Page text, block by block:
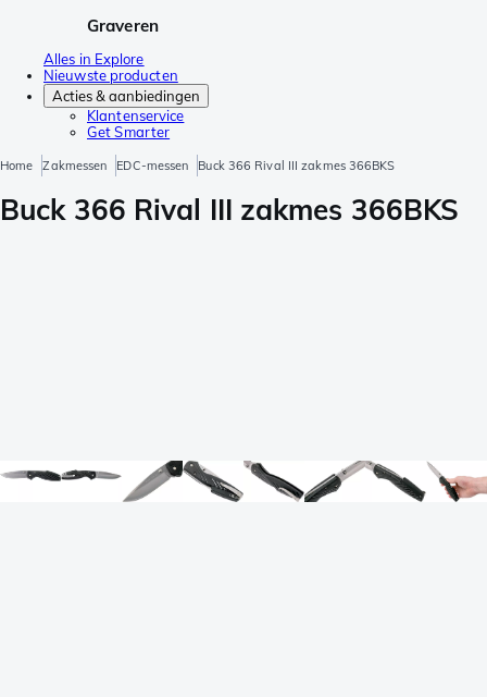
Graveren
Alles in Explore
Nieuwste producten
Acties & aanbiedingen
Klantenservice
Get Smarter
Home Zakmessen EDC-messen Buck 366 Rival III zakmes 366BKS
Buck 366 Rival III zakmes 366BKS